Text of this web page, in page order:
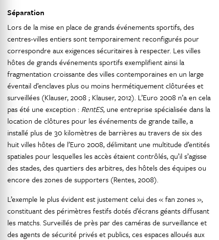
Séparation
Lors de la mise en place de grands événements sportifs, des
centres-villes entiers sont temporairement reconfigurés pour
correspondre aux exigences sécuritaires à respecter. Les villes
hôtes de grands événements sportifs exemplifient ainsi la
fragmentation croissante des villes contemporaines en un large
éventail d’enclaves plus ou moins hermétiquement clôturées et
surveillées (Klauser, 2008 ; Klauser, 2012). L’Euro 2008 n’a en cela
pas été une exception : RentES, une entreprise spécialisée dans la
location de clôtures pour les événements de grande taille, a
installé plus de 30 kilomètres de barrières au travers de six des
huit villes hôtes de l’Euro 2008, délimitant une multitude d’entités
spatiales pour lesquelles les accès étaient contrôlés, qu’il s’agisse
des stades, des quartiers des arbitres, des hôtels des équipes ou
encore des zones de supporters (Rentes, 2008).
L’exemple le plus évident est justement celui des « fan zones »,
constituant des périmètres festifs dotés d’écrans géants diffusant
les matchs. Surveillés de près par des caméras de surveillance et
des agents de sécurité privés et publics, ces espaces alloués aux